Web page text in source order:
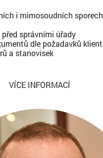
i mimosoudních
správními úřady
dle požadavků
a stanovisek
VÍCE INFORMACÍ